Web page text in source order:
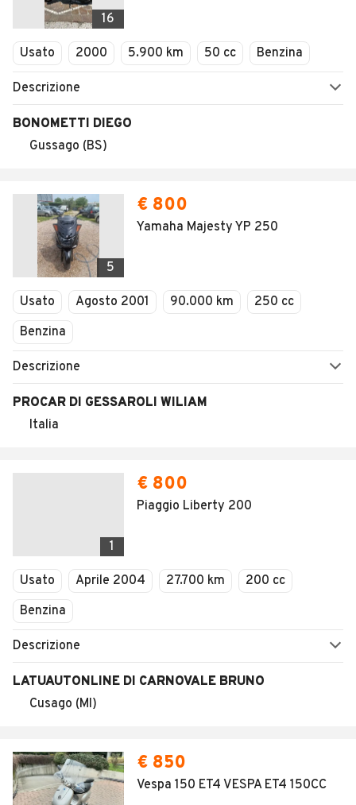
16
Usato 2000 5.900 km 50 cc Benzina
Descrizione
BONOMETTI DIEGO
Gussago (BS)
5
€ 800
Yamaha Majesty YP 250
Usato Agosto 2001 90.000 km
250 cc
Benzina
Descrizione
PROCAR DI GESSAROLI WILIAM
Italia
1
€ 800
Piaggio Liberty 200
Usato Aprile 2004 27.700 km
200 cc
Benzina
Descrizione
LATUAUTONLINE DI CARNOVALE BRUNO
Cusago (MI)
€ 850
Vespa 150 ET4 VESPA ET4 150CC